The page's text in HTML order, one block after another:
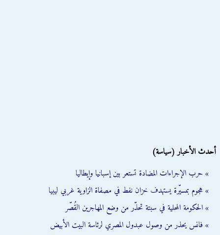
أحدث الأخبار (سياسة)
» حرب الإجراءات المضادة تستعر بين إسبانيا وإيطاليا
» هجوم بمسيّرة يستهدف خزان نفط في مصفاة الزاوية غربي ليبيا
» الحكومة المحلية في سبتة تحذّر من وضع المهاجرين القُصّر
» فانس يحذر من وصول عبدول المصري لرئاسة البيت الأبيض